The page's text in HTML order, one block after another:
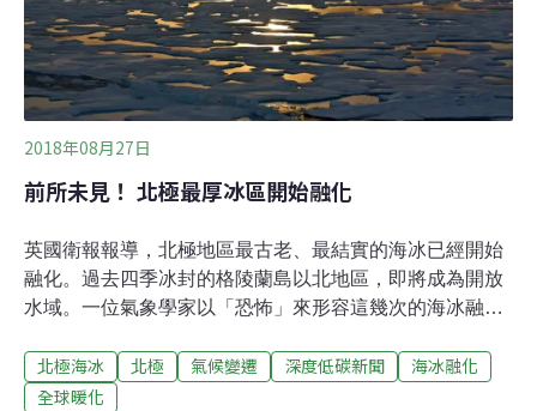
2018年08月27日
前所未見！ 北極最厚冰區開始融化
英國衛報報導，北極地區最古老、最結實的海冰已經開始
融化。過去四季冰封的格陵蘭島以北地區，即將成為開放
水域。一位氣象學家以「恐怖」來形容這幾次的海冰融
的理論可能需要修改了。這是過去不曾記錄過的現象，由
於北半球的暖風和氣候變遷驅使的熱浪，今年內已經發生
北極海冰 北極 氣候變遷 深度低碳新聞
海冰融化
全球暖化